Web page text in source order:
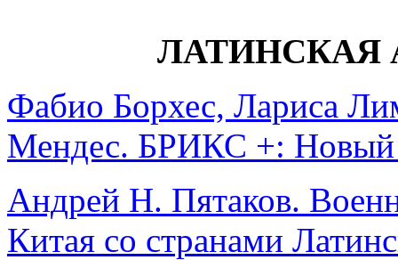
ЛАТИНСКАЯ
Фабио Борхес, Лариса
Мендес. БРИКС +: Новый
Андрей Н. Пятаков.
Китая со странами